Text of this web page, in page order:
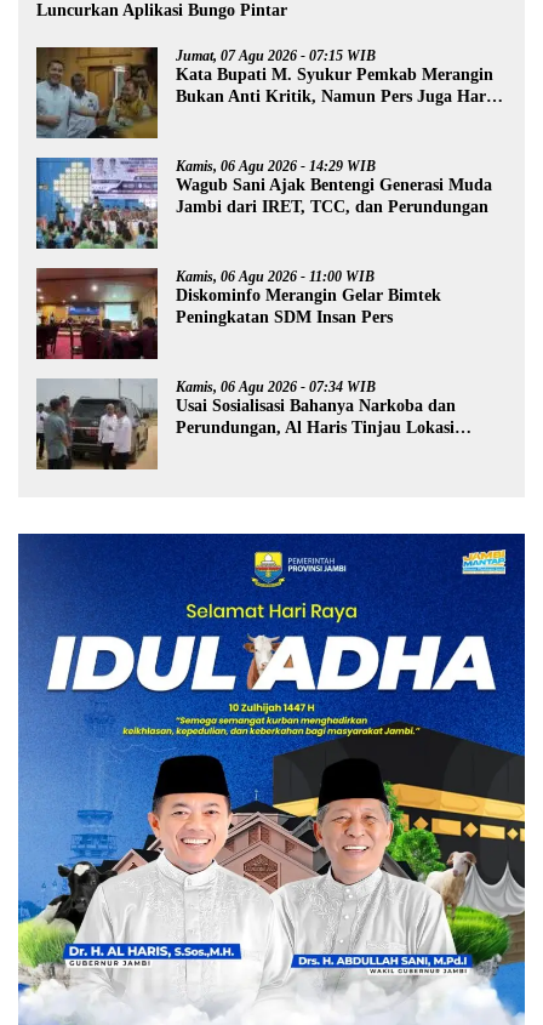
Luncurkan Aplikasi Bungo Pintar
Jumat, 07 Agu 2026 - 07:15 WIB
Kata Bupati M. Syukur Pemkab Merangin
Bukan Anti Kritik, Namun Pers Juga Harus
Kamis, 06 Agu 2026 - 14:29 WIB
Wagub Sani Ajak Bentengi Generasi Muda
Jambi dari IRET, TCC, dan Perundungan
Kamis, 06 Agu 2026 - 11:00 WIB
Diskominfo Merangin Gelar Bimtek
Peningkatan SDM Insan Pers
Kamis, 06 Agu 2026 - 07:34 WIB
Usai Sosialisasi Bahanya Narkoba dan
Perundungan, Al Haris Tinjau Lokasi